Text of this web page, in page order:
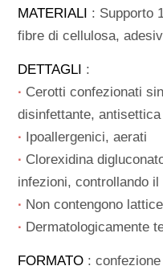
MATERIALI : Supporto
fibre di cellulosa,
DETTAGLI :
∙ Cerotti confezionati
disinfettante,
∙ Ipoallergenici, aerati
∙ Clorexidina
infezioni, controllando
∙ Non contengono
∙ Dermatologicamente
FORMATO :